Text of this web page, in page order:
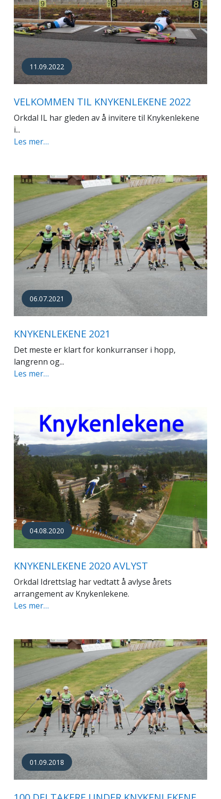
11.09.2022
VELKOMMEN TIL KNYKENLEKENE 2022
Orkdal IL har gleden av å invitere til Knykenlekene
i...
Les mer…
06.07.2021
KNYKENLEKENE 2021
Det meste er klart for konkurranser i hopp,
langrenn og...
Les mer…
04.08.2020
KNYKENLEKENE 2020 AVLYST
Orkdal Idrettslag har vedtatt å avlyse årets
arrangement av Knykenlekene.
Les mer…
01.09.2018